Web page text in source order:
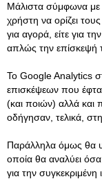
Mάλιστα σύμφωνα με
χρήστη να ορίζει
για αγορά, είτε για
απλώς την επίσκεψή
Το Google Analytics
επισκέψεων που
(και ποιών) αλλά και
οδήγησαν, τελικά,
Παράλληλα όμως θα
οποία θα αναλύει
για την συγκεκριμένη